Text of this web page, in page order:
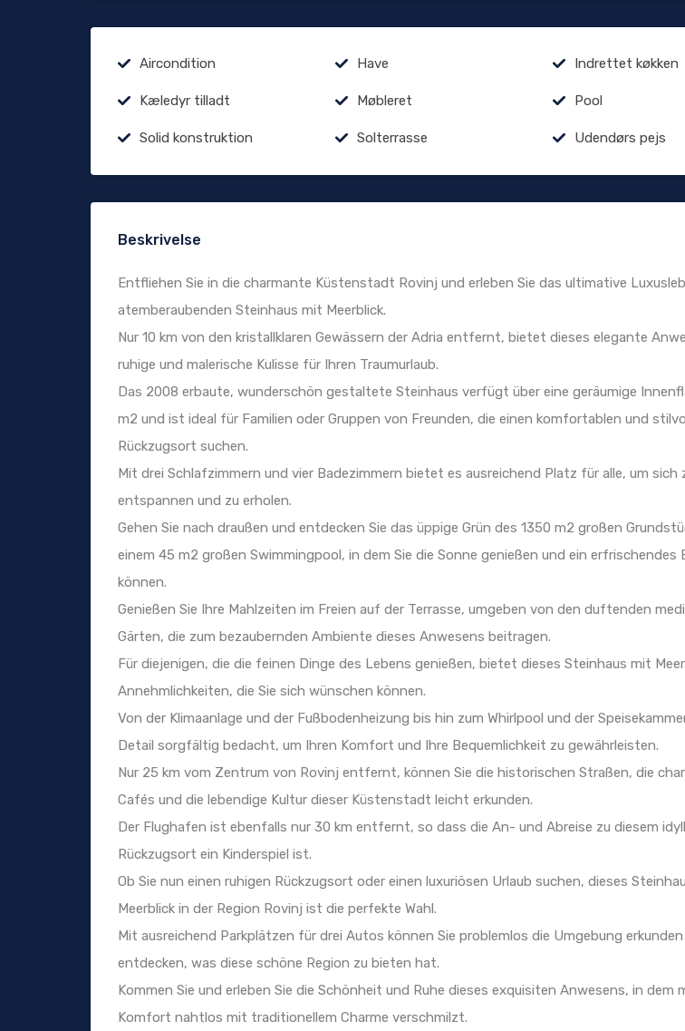
Aircondition Have Indrettet køkken
Kæledyr tilladt Møbleret Pool
Solid konstruktion Solterrasse Udendørs pejs
Beskrivelse
Entfliehen Sie in die charmante Küstenstadt Rovinj und erleben Sie das ultimative
atemberaubenden Steinhaus mit Meerblick.
Nur 10 km von den kristallklaren Gewässern der Adria entfernt, bietet dieses elegante
ruhige und malerische Kulisse für Ihren Traumurlaub.
Das 2008 erbaute, wunderschön gestaltete Steinhaus verfügt über eine geräumige
m2 und ist ideal für Familien oder Gruppen von Freunden, die einen komfortablen und
Rückzugsort suchen.
Mit drei Schlafzimmern und vier Badezimmern bietet es ausreichend Platz für alle, um sich
entspannen und zu erholen.
Gehen Sie nach draußen und entdecken Sie das üppige Grün des 1350 m2 großen
einem 45 m2 großen Swimmingpool, in dem Sie die Sonne genießen und ein erfrischendes
können.
Genießen Sie Ihre Mahlzeiten im Freien auf der Terrasse, umgeben von den duftenden
Gärten, die zum bezaubernden Ambiente dieses Anwesens beitragen.
Für diejenigen, die die feinen Dinge des Lebens genießen, bietet dieses Steinhaus mit
Annehmlichkeiten, die Sie sich wünschen können.
Von der Klimaanlage und der Fußbodenheizung bis hin zum Whirlpool und der
Detail sorgfältig bedacht, um Ihren Komfort und Ihre Bequemlichkeit zu gewährleisten.
Nur 25 km vom Zentrum von Rovinj entfernt, können Sie die historischen Straßen, die
Cafés und die lebendige Kultur dieser Küstenstadt leicht erkunden.
Der Flughafen ist ebenfalls nur 30 km entfernt, so dass die An- und Abreise zu diesem
Rückzugsort ein Kinderspiel ist.
Ob Sie nun einen ruhigen Rückzugsort oder einen luxuriösen Urlaub suchen, dieses
Meerblick in der Region Rovinj ist die perfekte Wahl.
Mit ausreichend Parkplätzen für drei Autos können Sie problemlos die Umgebung erkunden
entdecken, was diese schöne Region zu bieten hat.
Kommen Sie und erleben Sie die Schönheit und Ruhe dieses exquisiten Anwesens, in dem
Komfort nahtlos mit traditionellem Charme verschmilzt.